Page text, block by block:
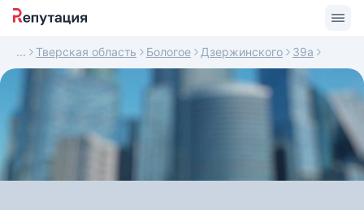
Тверская область Бологое Дзержинского 39а